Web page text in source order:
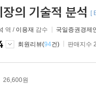
의 기술적 분석 [
역 / 이용재 감수 국일증권경제
회원리뷰(94건) 판매지수
26,600원